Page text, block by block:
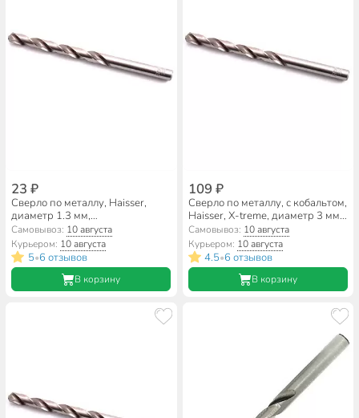
23 ₽
Сверло по металлу, Haisser,
диаметр 1.3 мм,
цилиндрический хвостовик,
HS101040
Самовывоз: 10 августа
Курьером: 10 августа
5•6 отзывов
В корзину
109 ₽
Сверло по металлу, с кобальтом,
Haisser, X-treme, диаметр 3 мм,
цилиндрический хвостовик,
XT101008
Самовывоз: 10 августа
Курьером: 10 августа
4.5•6 отзывов
В корзину